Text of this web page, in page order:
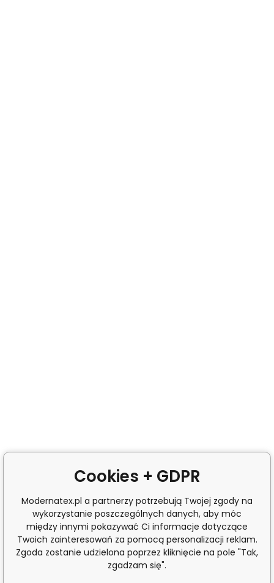
Cookies + GDPR
Modernatex.pl a partnerzy potrzebują Twojej zgody na
wykorzystanie poszczególnych danych, aby móc
między innymi pokazywać Ci informacje dotyczące
Twoich zainteresowań za pomocą personalizacji reklam.
Zgoda zostanie udzielona poprzez kliknięcie na pole "Tak,
zgadzam się".